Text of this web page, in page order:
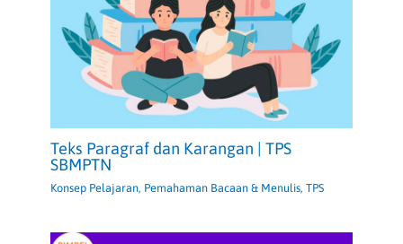
Teks Paragraf dan Karangan | TPS
SBMPTN
Konsep Pelajaran, Pemahaman Bacaan & Menulis,TPS